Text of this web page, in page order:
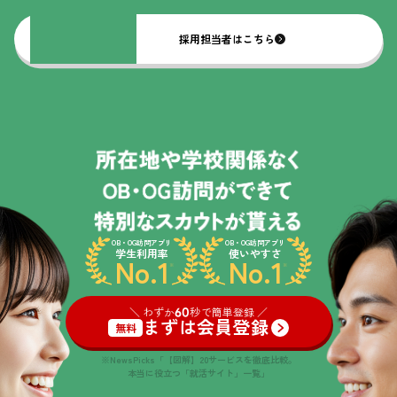
採用担当者はこちら
OB・OG訪問アプリ
学生利用率
No.1 ※
OB・OG訪問アプリ
使いやすさ
No.1 ※
＼ わずか60秒で簡単登録 ／
無料
まずは会員登録
※NewsPicks「【図解】20サービスを徹底比較。
本当に役立つ「就活サイト」一覧」